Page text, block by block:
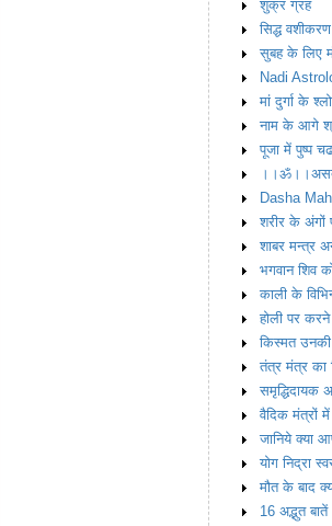
शुक्र ग्रह
सिद्ध
सुबह के लिए
Nadi
मां दुर्गा के
नाम के आगे
पूजा में पुष्प
।।ॐ।।असतो
Dasha
शरीर के अंगों
शाबर मन्त्र
भगवान शिव
काली के
होली पर
किस्मत उनकी
तंत्र मंत्र का
समृद्धिदायक
वैदिक मंत्रों
जानिये क्या
योग निद्रा
मौत के बाद
16 अद्भुत बातें